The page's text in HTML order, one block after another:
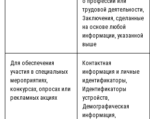
трудовой деятельности,
Заключения, сделанные
на основе любой
информации, указанной
выше
Для обеспечения
участия в специальных
мероприятиях,
конкурсах, опросах или
рекламных акциях
Контактная
информация и личные
идентификаторы,
Идентификаторы
устройств,
Демографическая
информация,